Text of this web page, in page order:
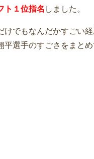
ト１位指名 しました。
けでもなんだかすごい
平選手のすごさをまと